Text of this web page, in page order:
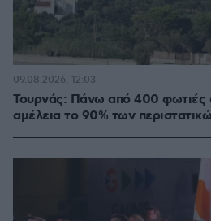
Τουρνάς: Πάνω από 400 φωτιές
αμέλεια το 90% των
09.08.2026, 12:03